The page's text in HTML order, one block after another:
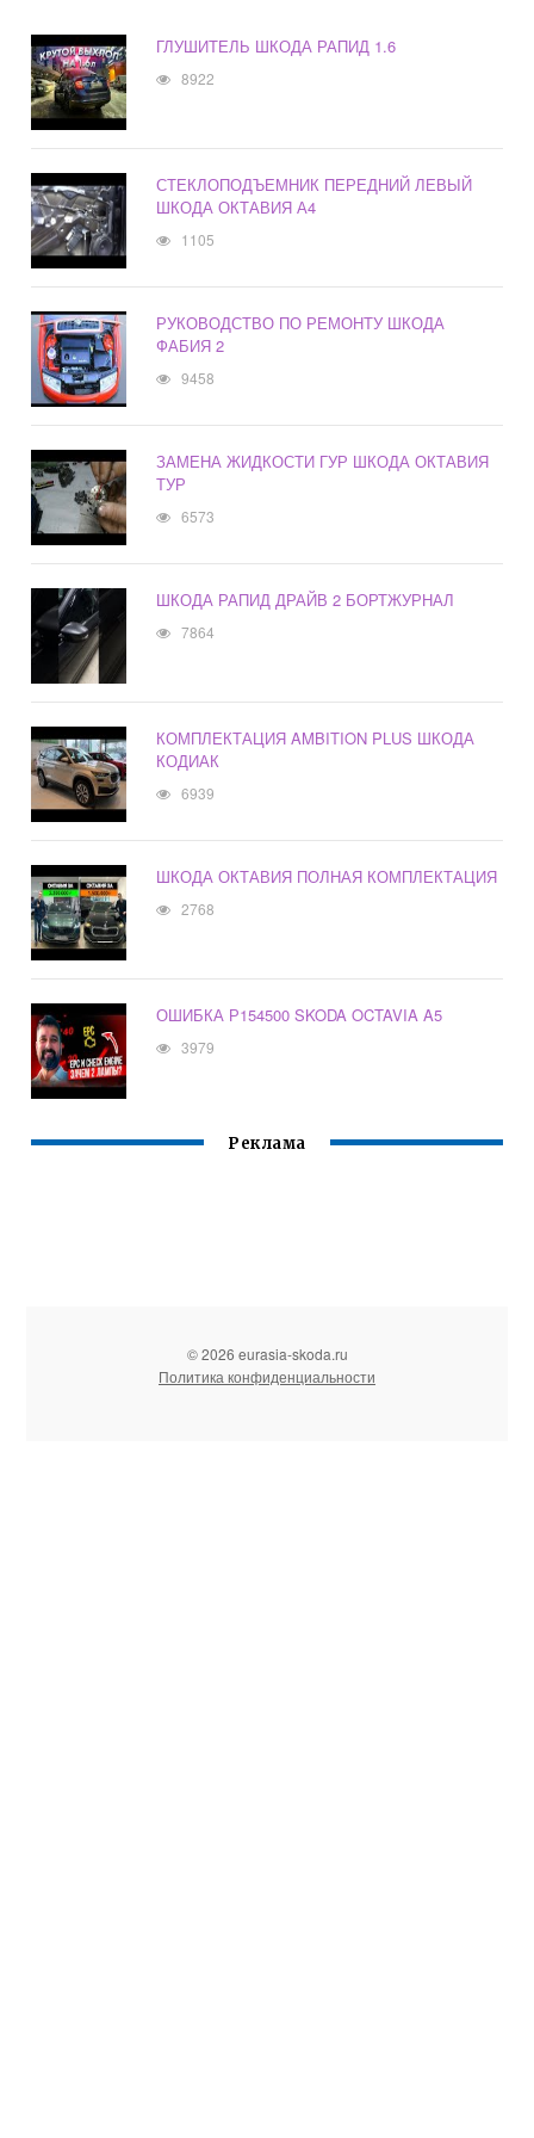
ГЛУШИТЕЛЬ ШКОДА РАПИД 1.6
8922
СТЕКЛОПОДЪЕМНИК ПЕРЕДНИЙ ЛЕВЫЙ
ШКОДА ОКТАВИЯ А4
1105
РУКОВОДСТВО ПО РЕМОНТУ ШКОДА
ФАБИЯ 2
9458
ЗАМЕНА ЖИДКОСТИ ГУР ШКОДА ОКТАВИЯ
ТУР
6573
ШКОДА РАПИД ДРАЙВ 2 БОРТЖУРНАЛ
7864
КОМПЛЕКТАЦИЯ AMBITION PLUS ШКОДА
КОДИАК
6939
ШКОДА ОКТАВИЯ ПОЛНАЯ КОМПЛЕКТАЦИЯ
2768
ОШИБКА Р154500 SKODA OCTAVIA A5
3979
Реклама
© 2026 eurasia-skoda.ru
Политика конфиденциальности